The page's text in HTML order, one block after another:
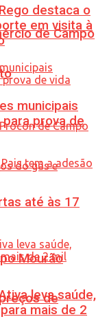
de Campo
Mourão
de
destaca o
em visita à
municipais
prova de
até às 17
leva saúde,
mais de 2